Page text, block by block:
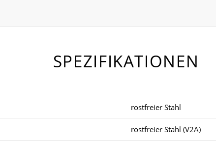
SPEZIFIKATIONEN
rostfreier Stahl
rostfreier Stahl (V2A)